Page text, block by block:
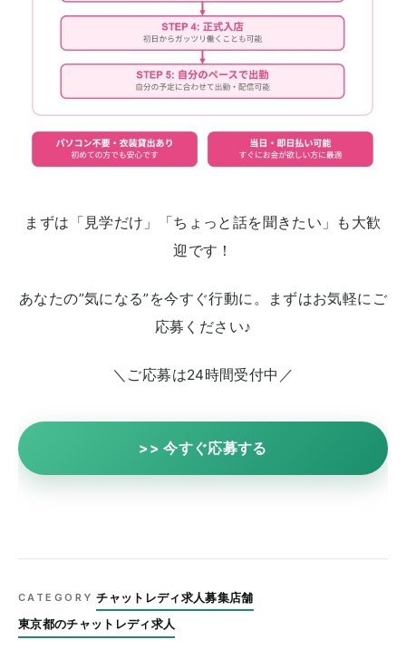
まずは「見学だけ」「ちょっと話を聞きたい」も大歓
迎です！
あなたの”気になる”を今すぐ行動に。まずはお気軽にご
応募ください♪
＼ご応募は24時間受付中／
>> 今すぐ応募する
CATEGORY チャットレディ求人募集店舗
東京都のチャットレディ求人